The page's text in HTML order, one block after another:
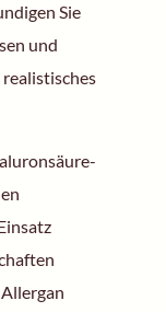
Sie
und
realistisches